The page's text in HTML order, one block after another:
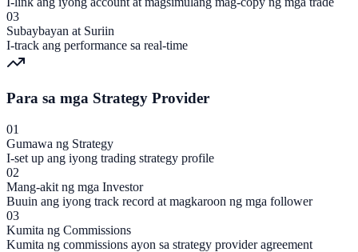
03
Subaybayan at Suriin
I-track ang performance sa real-time
Para sa mga Strategy Provider
01
Gumawa ng Strategy
I-set up ang iyong trading strategy profile
02
Mang-akit ng mga Investor
Buuin ang iyong track record at magkaroon ng mga follower
03
Kumita ng Commissions
Kumita ng commissions ayon sa strategy provider agreement